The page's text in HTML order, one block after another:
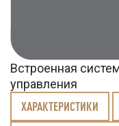
Встроенная
управления
ХАРАКТЕРИСТИКИ